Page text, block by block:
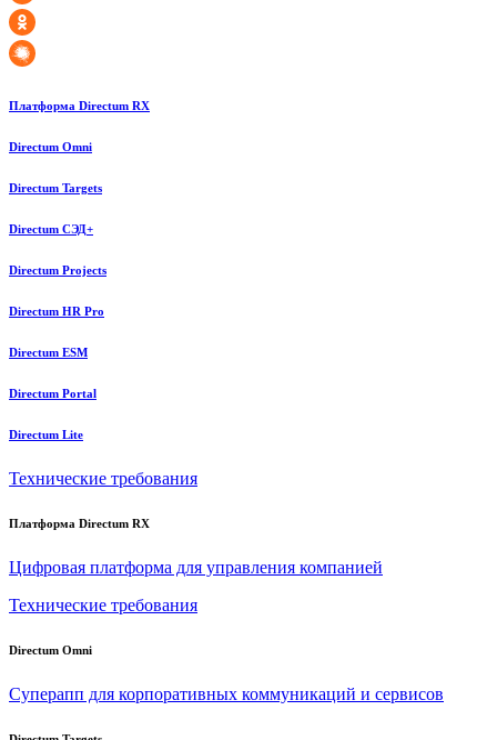
Платформа Directum RX
Directum Omni
Directum Targets
Directum СЭД+
Directum Projects
Directum HR Pro
Directum ESM
Directum Portal
Directum Lite
Технические требования
Платформа Directum RX
Цифровая платформа для управления компанией
Технические требования
Directum Omni
Суперапп для корпоративных коммуникаций и сервисов